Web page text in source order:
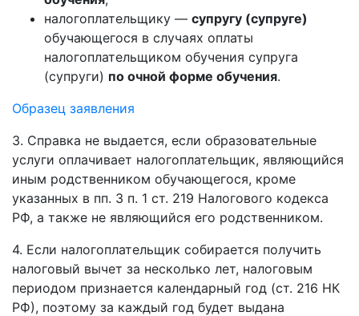
налогоплательщику — супругу (супруге)
обучающегося в случаях оплаты
налогоплательщиком обучения супруга
(супруги) по очной форме обучения.
Образец заявления
3. Справка не выдается, если образовательные
услуги оплачивает налогоплательщик, являющийся
иным родственником обучающегося, кроме
указанных в пп. 3 п. 1 ст. 219 Налогового кодекса
РФ, а также не являющийся его родственником.
4. Если налогоплательщик собирается получить
налоговый вычет за несколько лет, налоговым
периодом признается календарный год (ст. 216 НК
РФ), поэтому за каждый год будет выдана